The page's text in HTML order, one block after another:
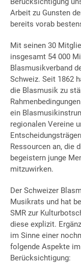
Arbeit zu Gunsten
bereits vorab
Mit seinen 30
insgesamt 54 000
Blasmusikverband
Schweiz. Seit 1862
die Blasmusik zu
ein
regionalen Vereine
Ressourcen an, die
begeistern junge
mitzuwirken.
Der Schweizer
Musikrats und hat
SMR zur
diese explizit.
im Sinne einer
folgende Aspekte
Berücksichtigung: